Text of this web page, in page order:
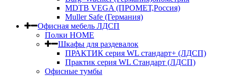
MDTB VEGA (ПРОМЕТ,Россия)
Muller Safe (Германия)
Офисная мебель ЛДСП
Полки HOME
Шкафы для раздевалок
ПРАКТИК серия WL стандарт+ (ЛДСП)
Практик серия WL Стандарт (ЛДСП)
Офисные тумбы